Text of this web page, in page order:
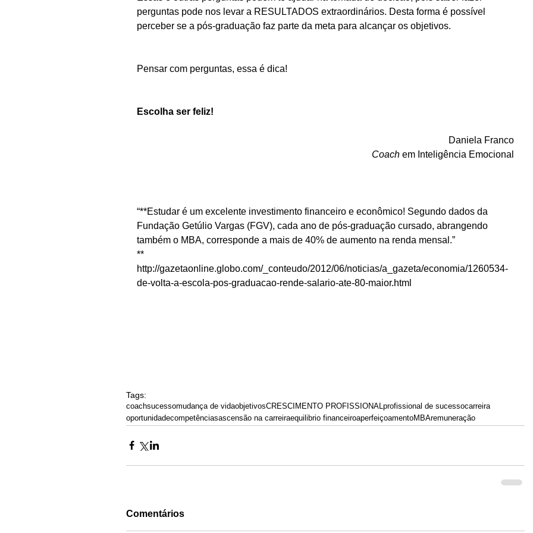
perguntas pode nos levar a RESULTADOS extraordinários. Desta forma é possível
perceber se a pós-graduação faz parte da meta para alcançar os objetivos.
Pensar com perguntas, essa é dica!
Escolha ser feliz!
Daniela Franco
Coach em Inteligência Emocional
“**Estudar é um excelente investimento financeiro e econômico! Segundo dados da
Fundação Getúlio Vargas (FGV), cada ano de pós-graduação cursado, abrangendo
também o MBA, corresponde a mais de 40% de aumento na renda mensal.”
**
http://gazetaonline.globo.com/_conteudo/2012/06/noticias/a_gazeta/economia/1260534-
de-volta-a-escola-pos-graduacao-rende-salario-ate-80-maior.html
Tags:
coachsucessomudança de vidaobjetivosCRESCIMENTO PROFISSIONAL profissional de sucessocarreira
oportunidadecompetênciasascensão na carreiraequilibrio financeiroaperfeiçoamentoMBAremuneração
Comentários